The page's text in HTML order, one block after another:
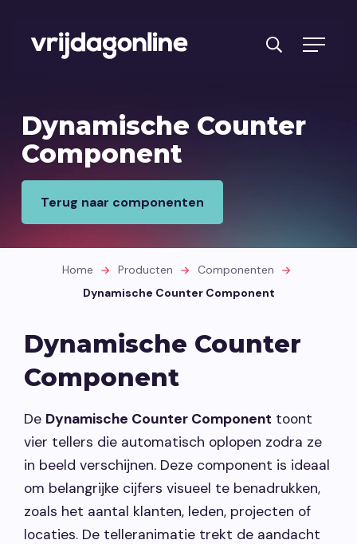
Diensten
PRFT® werkwijze
Cases
Over ons
Kennisbank
Vacatures
Contact opnemen
Dynamische Counter
Component
Terug naar componenten
Home Producten
Componenten
Dynamische Counter Component
Dynamische Counter
Component
De Dynamische Counter Component toont
vier tellers die automatisch oplopen zodra ze
in beeld verschijnen. Deze component is ideaal
om belangrijke cijfers visueel te benadrukken,
zoals het aantal klanten, leden, projecten of
locaties. De telleranimatie trekt de aandacht